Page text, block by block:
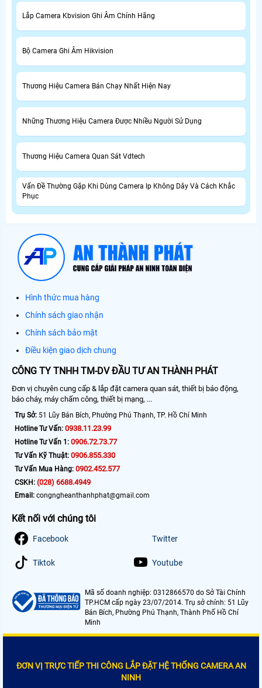
Lắp Camera Kbvision Ghi Âm Chính Hãng
Bộ Camera Ghi Âm Hikvision
Thương Hiệu Camera Bán Chạy Nhất Hiện Nay
Những Thương Hiệu Camera Được Nhiều Người Sử Dụng
Thương Hiệu Camera Quan Sát Vdtech
Vấn Đề Thường Gặp Khi Dùng Camera Ip Không Dây Và Cách Khắc
Phục
Hình thức mua hàng
Chính sách giao nhận
Chính sách bảo mật
Điều kiện giao dịch chung
CÔNG TY TNHH TM-DV ĐẦU TƯ AN THÀNH PHÁT
Đơn vị chuyên cung cấp & lắp đặt camera quan sát, thiết bị báo động,
báo cháy, máy chấm công, thiết bị mạng, ...
Trụ Sở: 51 Lũy Bán Bích, Phường Phú Thạnh, TP. Hồ Chí Minh
Hotline Tư Vấn: 0938.11.23.99
Hotline Tư Vấn 1: 0906.72.73.77
Tư Vấn Kỹ Thuật: 0906.855.330
Tư Vấn Mua Hàng: 0902.452.577
CSKH: (028) 6688.4949
Email: congngheanthanhphat@gmail.com
Kết nối với chúng tôi
Facebook Twitter
Tiktok Youtube
Mã số doanh nghiệp: 0312866570 do Sở Tài Chính
TP.HCM cấp ngày 23/07/2014. Trụ sở chính: 51 Lũy
Bán Bích, Phường Phú Thạnh, Thành Phố Hồ Chí
Minh
ĐƠN VỊ TRỰC TIẾP THI CÔNG LẮP ĐẶT HỆ THỐNG CAMERA AN
NINH